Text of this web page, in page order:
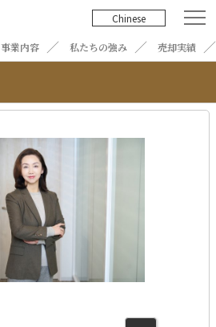
Chinese
事業内容 私たちの強み 売却実績